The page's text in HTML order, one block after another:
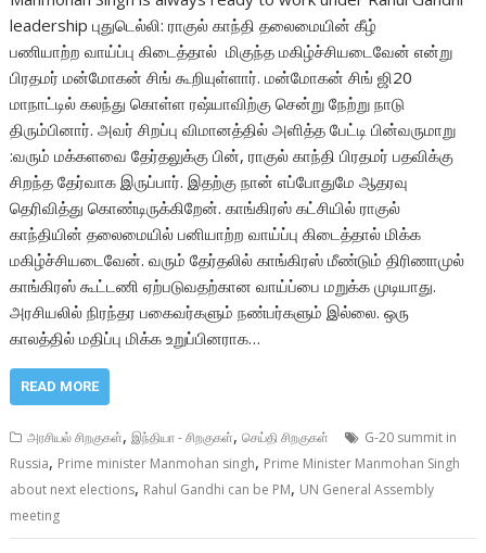
leadership புதுடெல்லி: ராகுல் காந்தி தலைமையின் கீழ்
பணியாற்ற வாய்ப்பு கிடைத்தால் மிகுந்த மகிழ்ச்சியடைவேன் என்று
பிரதமர் மன்மோகன் சிங் கூறியுள்ளார். மன்மோகன் சிங் ஜி20
மாநாட்டில் கலந்து கொள்ள ரஷ்யாவிற்கு சென்று நேற்று நாடு
திரும்பினார். அவர் சிறப்பு விமானத்தில் அளித்த பேட்டி பின்வருமாறு
:வரும் மக்களவை தேர்தலுக்கு பின், ராகுல் காந்தி பிரதமர் பதவிக்கு
சிறந்த தேர்வாக இருப்பார். இதற்கு நான் எப்போதுமே ஆதரவு
தெரிவித்து கொண்டிருக்கிறேன். காங்கிரஸ் கட்சியில் ராகுல்
காந்தியின் தலைமையில் பனியாற்ற வாய்ப்பு கிடைத்தால் மிக்க
மகிழ்ச்சியடைவேன். வரும் தேர்தலில் காங்கிரஸ் மீண்டும் திரிணாமுல்
காங்கிரஸ் கூட்டணி ஏற்படுவதற்கான வாய்ப்பை மறுக்க முடியாது.
அரசியலில் நிரந்தர பகைவர்களும் நண்பர்களும் இல்லை. ஒரு
காலத்தில் மதிப்பு மிக்க உறுப்பினராக…
READ MORE
அரசியல் சிறகுகள்,இந்தியா - சிறகுகள்,செய்தி சிறகுகள்
G-20 summit in
Russia, Prime minister Manmohan singh, Prime Minister Manmohan Singh
about next elections, Rahul Gandhi can be PM, UN General Assembly
meeting